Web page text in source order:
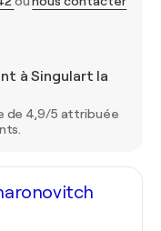
à Singulart la
de 4,9/5 attribuée